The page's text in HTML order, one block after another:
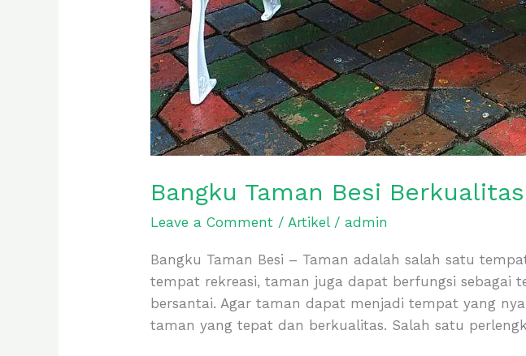
Bangku Taman Besi
Leave a Comment /Artikel/admin
Bangku Taman Besi – Taman adalah salah satu
tempat rekreasi, taman juga dapat berfungsi sebagai
bersantai. Agar taman dapat menjadi tempat yang
taman yang tepat dan berkualitas. Salah satu